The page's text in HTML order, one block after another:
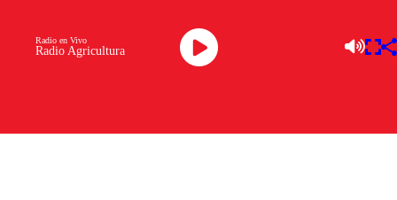
Radio Agricultura
Radio en Vivo
Descarga la APP